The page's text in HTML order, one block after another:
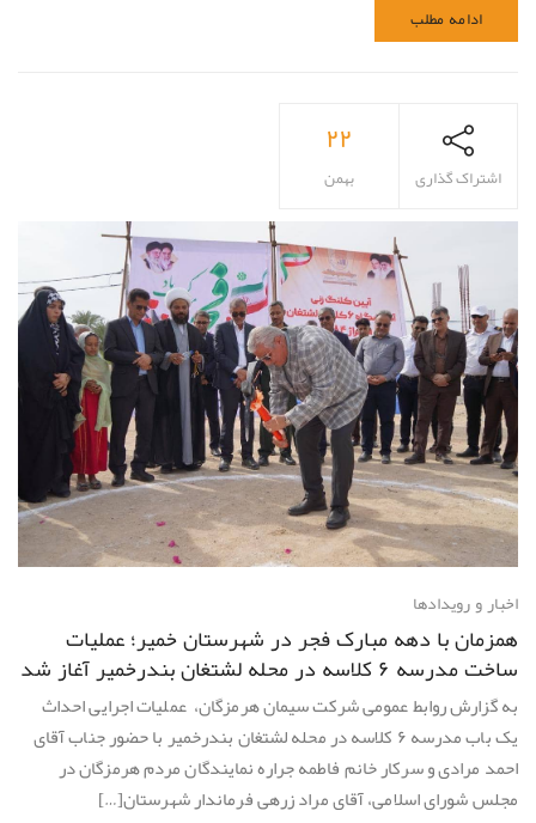
ادامه مطلب
۲۲
بهمن اشتراک گذاری
اخبار و رویدادها
همزمان با دهه مبارک فجر در شهرستان خمیر؛ عملیات
ساخت مدرسه ۶ کلاسه در محله لشتغان بندرخمیر آغاز شد
به گزارش روابط عمومی شرکت سیمان هرمزگان، عملیات اجرایی احداث
یک باب مدرسه ۶ کلاسه در محله لشتغان بندرخمیر با حضور جناب آقای
احمد مرادی و سرکار خانم فاطمه جراره نمایندگان مردم هرمزگان در
مجلس شورای اسلامی، آقای مراد زرهی فرماندار شهرستان[…]